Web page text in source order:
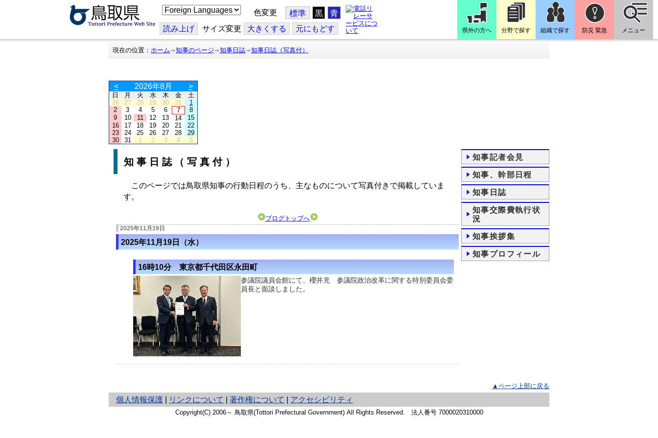
こ
の
ジ
を
翻
色変更 標準 黒 青
読み上げ サイズ変更 大きくする 元にもどす 県外の方へ 分野で探す 組織で探す 防災 緊急 メニュー
現在の位置： ホーム 知事のページ 知事日誌 知事日誌（写真付）
< 2026年8月 >
日 月 火 水 木 金
土
26
27 28 29 30 31
1
2
3 4 5 6 7
8
9
10 11 12 13 14
15
16
17 18 19 20 21
22
23
24 25 26 27 28
29
30
31 1 2 3 4 5
知事日誌（写真付）
このページでは鳥取県知事の行動日程のうち、主なものについて写真付きで掲載していま
す。
ブログトップへ
2025年11月19日
2025年11月19日（水）
16時10分 東京都千代田区永田町
参議院議員会館にて、櫻井充 参議院政治改革に関する特別委員会委
員長と面談しました。
知事記者会見
知事、幹部日程
知事日誌
知事交際費執行状
況
知事挨拶集
知事プロフィール
▲ページ上部に戻る
個人情報保護
と
り
リンクについて 著作権について アクセシビリティ
Copyright(C) 2006～ 鳥取県(Tottori Prefectural Government) All Rights Reserved. 法人番号 7000020310000